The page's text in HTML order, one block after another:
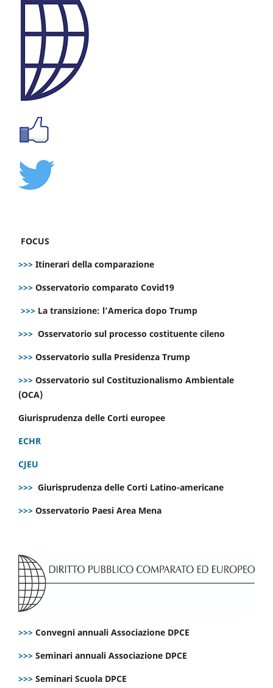
FOCUS
>>> Itinerari della comparazione
>>> Osservatorio comparato Covid19
>>> La transizione: l’America dopo Trump
>>> Osservatorio sul processo costituente cileno
>>> Osservatorio sulla Presidenza Trump
>>> Osservatorio sul Costituzionalismo Ambientale
(OCA)
Giurisprudenza delle Corti europee
ECHR
CJEU
>>> Giurisprudenza delle Corti Latino-americane
>>> Osservatorio Paesi Area Mena
>>> Convegni annuali Associazione DPCE
>>> Seminari annuali Associazione DPCE
>>> Seminari Scuola DPCE